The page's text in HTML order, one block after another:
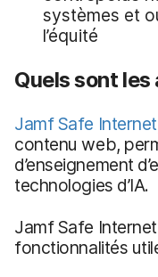
systèmes et
l’équité
Quels sont
Jamf Safe Internet
contenu web,
d’enseignement
technologies d’IA.
Jamf Safe
fonctionnalités